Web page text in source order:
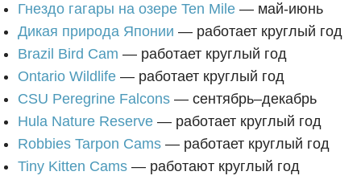
Гнездо гагары на озере Ten Mile— май-июнь
Дикая природа Японии — работает круглый год
Brazil Bird Cam — работает круглый год
Ontario Wildlife— работает круглый год
CSU Peregrine Falcons— сентябрь–декабрь
Hula Nature Reserve— работает круглый год
Robbies Tarpon Cams— работает круглый год
Tiny Kitten Cams— работают круглый год